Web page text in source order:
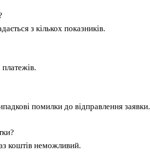
з кількох показників.
помилки до відправлення заявки.
коштів неможливий.